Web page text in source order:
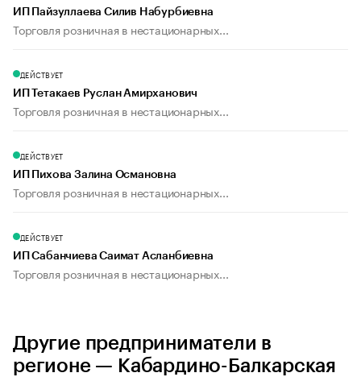
ИП Пайзуллаева Силив Набурбиевна
Торговля розничная в нестационарных...
ДЕЙСТВУЕТ
ИП Тетакаев Руслан Амирханович
Торговля розничная в нестационарных...
ДЕЙСТВУЕТ
ИП Пихова Залина Османовна
Торговля розничная в нестационарных...
ДЕЙСТВУЕТ
ИП Сабанчиева Саимат Асланбиевна
Торговля розничная в нестационарных...
Другие предприниматели в
регионе — Кабардино-Балкарская